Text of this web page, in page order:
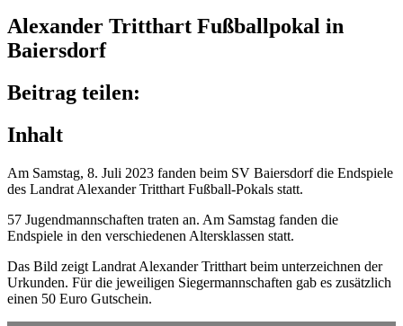
Alex­an­der Tritt­hart Fußball­po­kal in
Baiersdorf
Beitrag teilen:
Inhalt
Am Sams­tag, 8. Juli 2023 fanden beim SV Baier­s­dorf die Endspiele
des Land­rat Alex­an­der Tritt­hart Fußball-Pokals statt.
57 Jugend­mann­schaf­ten traten an. Am Sams­tag fanden die
Endspiele in den verschie­de­nen Alters­klas­sen statt.
Das Bild zeigt Land­rat Alex­an­der Tritt­hart beim unter­zeich­nen der
Urkun­den. Für die jewei­li­gen Sieger­mann­schaf­ten gab es zusätz­lich
einen 50 Euro Gutschein.